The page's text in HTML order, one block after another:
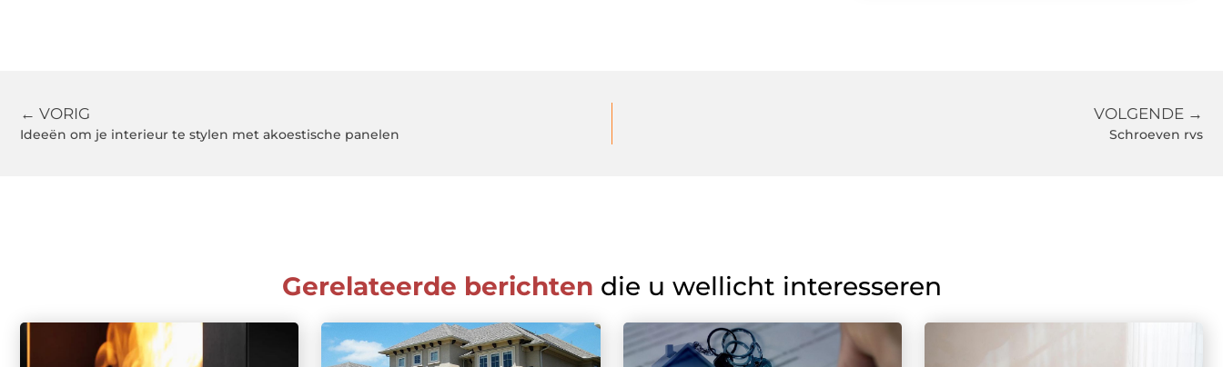
← VORIG
Ideeën om je interieur te stylen met akoestische panelen
VOLGENDE →
Schroeven rvs
Gerelateerde berichten die u wellicht interesseren